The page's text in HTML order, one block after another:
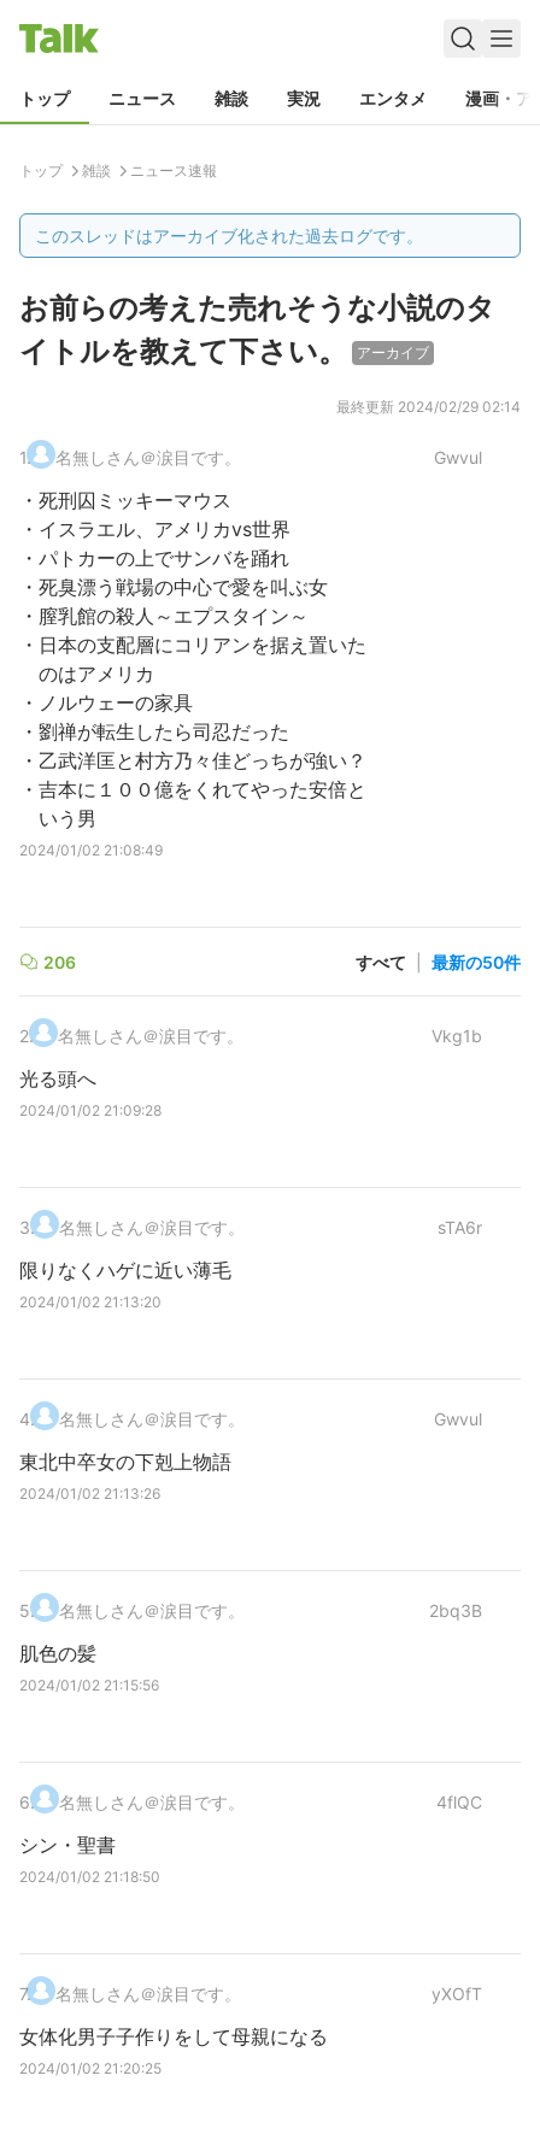
トップ ニュース 雑談 実況 エンタメ 漫画・ア
トップ 雑談 ニュース速報
このスレッドはアーカイブ化された過去ログです。
お前らの考えた売れそうな小説のタ
イトルを教えて下さい。
アーカイブ
最終更新 2024/02/29 02:14
1. 名無しさん＠涙目です。 Gwvul
・死刑囚ミッキーマウス
・イスラエル、アメリカvs世界
・パトカーの上でサンバを踊れ
・死臭漂う戦場の中心で愛を叫ぶ女
・膣乳館の殺人～エプスタイン～
・日本の支配層にコリアンを据え置いた
のはアメリカ
・ノルウェーの家具
・劉禅が転生したら司忍だった
・乙武洋匡と村方乃々佳どっちが強い？
・吉本に１００億をくれてやった安倍と
いう男
2024/01/02 21:08:49
206 すべて 最新の50件
2. 名無しさん＠涙目です。 Vkg1b
光る頭へ
2024/01/02 21:09:28
3. 名無しさん＠涙目です。 sTA6r
限りなくハゲに近い薄毛
2024/01/02 21:13:20
4. 名無しさん＠涙目です。 Gwvul
東北中卒女の下剋上物語
2024/01/02 21:13:26
5. 名無しさん＠涙目です。 2bq3B
肌色の髪
2024/01/02 21:15:56
6. 名無しさん＠涙目です。 4flQC
シン・聖書
2024/01/02 21:18:50
7. 名無しさん＠涙目です。 yXOfT
女体化男子子作りをして母親になる
2024/01/02 21:20:25